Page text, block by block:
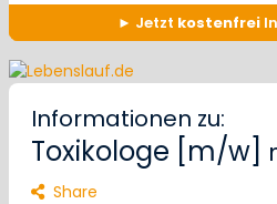
Jetzt kostenfrei
Informationen zu:
Toxikologe [m/w]
Share